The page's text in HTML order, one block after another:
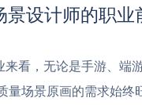
景设计师的职业
来看，无论是手游、端
量场景原画的需求始终